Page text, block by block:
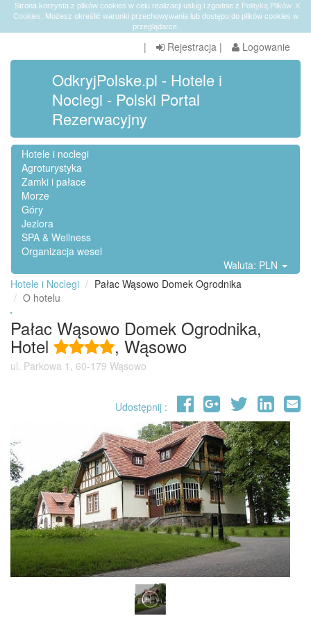
X
Strona korzysta z plików cookies w celu realizacji usług i zgodnie z Polityką Plików
Cookies . Możesz określić warunki przechowywania lub dostępu do plików cookies w
przeglądarce.
| Rejestracja | Logowanie
OdkryjPolske.pl - Hotele i
Noclegi - Polski Portal
Rezerwacyjny
Hotele i noclegi
Agroturystyka
Zamki i pałace
Morze
Góry
Jeziora
SPA & Wellness
Organizacja wesel
Waluta: PLN
Hotele i Noclegi
Pałac Wąsowo Domek Ogrodnika
O hotelu
Pałac Wąsowo Domek Ogrodnika,
Hotel , Wąsowo
ul. Parkowa 1, 60-179 Wąsowo
Udostępnij :